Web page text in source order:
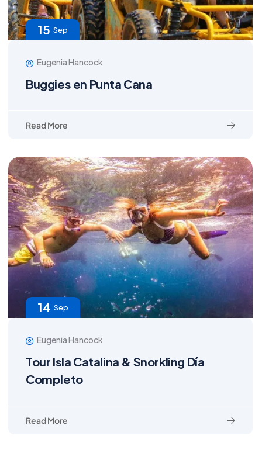
15 Sep
Eugenia Hancock
Buggies en Punta Cana
Read More
14 Sep
Eugenia Hancock
Tour Isla Catalina & Snorkling Día
Completo
Read More